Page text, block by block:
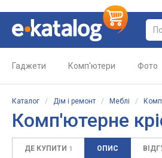
Гаджети Комп'ютери Фото
Каталог / Дім і ремонт / Меблі /
Комп'ютерне
ДЕ КУПИТИ 1 ОПИС